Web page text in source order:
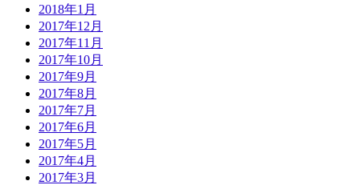
2018年1月
2017年12月
2017年11月
2017年10月
2017年9月
2017年8月
2017年7月
2017年6月
2017年5月
2017年4月
2017年3月